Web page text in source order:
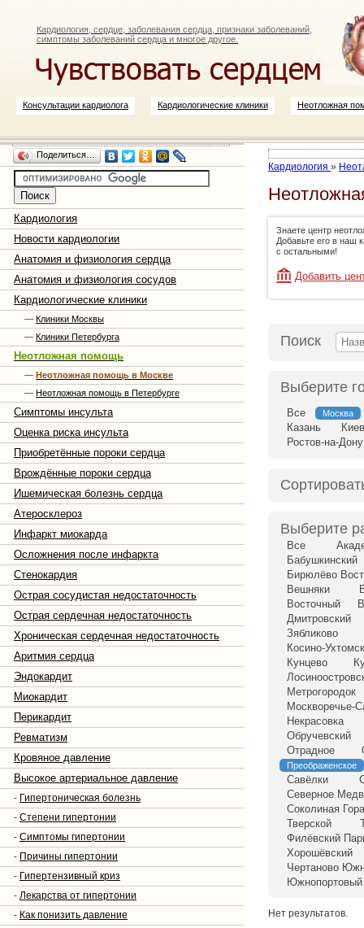
Кардиология, сердце, заболевания сердца, признаки заболеваний,
симптомы заболеваний сердца и многое другое.
Консультации кардиолога Кардиологические клиники Неотложная
Поделиться…
Кардиология
Новости кардиологии
Анатомия и физиология сердца
Анатомия и физиология сосудов
Кардиологические клиники
— Клиники Москвы
— Клиники Петербурга
Неотложная помощь
— Неотложная помощь в Москве
— Неотложная помощь в Петербурге
Симптомы инсульта
Оценка риска инсульта
Приобретённые пороки сердца
Врождённые пороки сердца
Ишемическая болезнь сердца
Атеросклероз
Инфаркт миокарда
Осложнения после инфаркта
Стенокардия
Острая сосудистая недостаточность
Острая сердечная недостаточность
Хроническая сердечная недостаточность
Аритмия сердца
Эндокардит
Миокардит
Перикардит
Ревматизм
Кровяное давление
Высокое артериальное давление
- Гипертоническая болезнь
- Степени гипертонии
- Симптомы гипертонии
- Причины гипертонии
- Гипертензивный криз
- Лекарства от гипертонии
- Как понизить давление
Кардиология »
Знаете центр
Добавьте его в наш
с остальными!
Добавить
Поиск
Выберите
Все Москва
Казань
Ростов-на-Дону
Выберите
Все
Бабушкинский
Бирюлёво
Вешняки
Восточный
Дмитровский
Зябликово
Косино-
Кунцево
Метрогородок
Москворечье-
Некрасовка
Обручевский
Отрадное
Преображенское
Савёлки
Северное
Соколиная Гора
Тверской
Филёвский
Хорошёвский
Чертаново
Южнопортовый
Нет результатов.